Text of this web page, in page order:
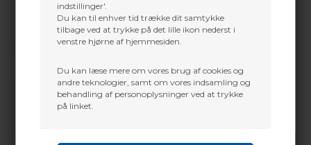
indstillinger'.
Du kan til enhver tid trække dit samtykke
tilbage ved at trykke på det lille ikon nederst i
venstre hjørne af hjemmesiden.
Du kan læse mere om vores brug af cookies og
andre teknologier, samt om vores indsamling og
behandling af personoplysninger ved at trykke
på linket.
Gratis fragt i DK over 800 kr. undtaget volume pakker
og 3D dyr
Trustpilot
Håndlavet BCY strenge til compoundbuer. Max 61"
Fås som enkelt farvet eller 2 farvet